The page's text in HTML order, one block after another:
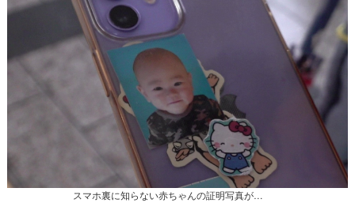
スマホ裏に知らない赤ちゃんの証明写真が…